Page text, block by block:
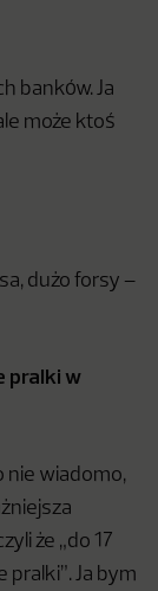
banków. Ja
może ktoś
dużo forsy –
pralki w
nie wiadomo,
że „do 17
Ja bym